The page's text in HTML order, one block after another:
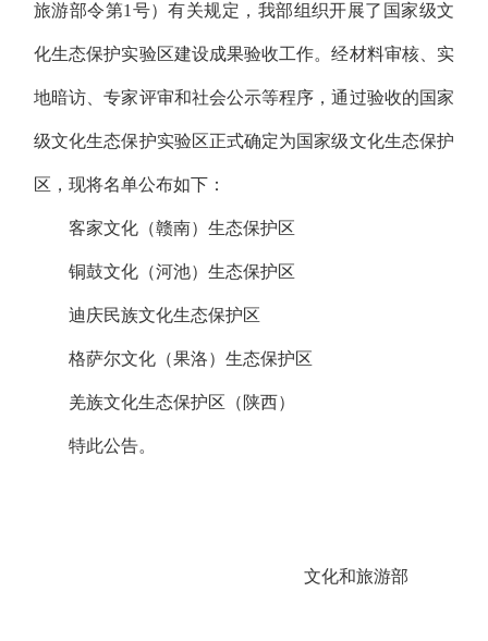
旅游部令第1号）有关规定，我部组织开展了国家级文
化生态保护实验区建设成果验收工作。经材料审核、实
地暗访、专家评审和社会公示等程序，通过验收的国家
级文化生态保护实验区正式确定为国家级文化生态保护
区，现将名单公布如下：
客家文化（赣南）生态保护区
铜鼓文化（河池）生态保护区
迪庆民族文化生态保护区
格萨尔文化（果洛）生态保护区
羌族文化生态保护区（陕西）
特此公告。
文化和旅游部